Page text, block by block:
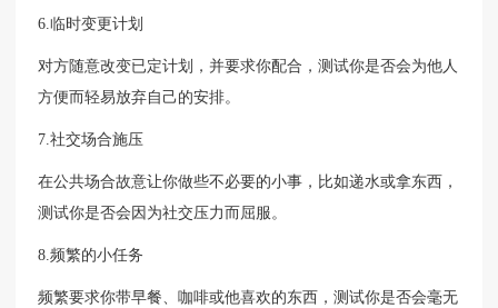
6.临时变更计划
对方随意改变已定计划，并要求你配合，测试你是否会为他人
方便而轻易放弃自己的安排。
7.社交场合施压
在公共场合故意让你做些不必要的小事，比如递水或拿东西，
测试你是否会因为社交压力而屈服。
8.频繁的小任务
频繁要求你带早餐、咖啡或他喜欢的东西，测试你是否会毫无